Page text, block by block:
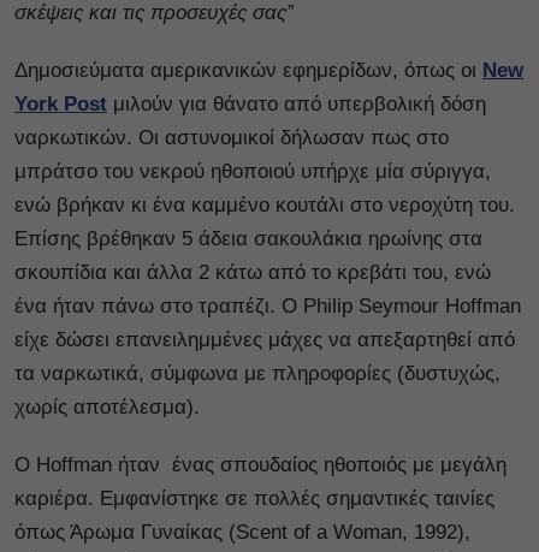
σκέψεις και τις προσευχές σας”
Δημοσιεύματα αμερικανικών εφημερίδων, όπως οι New
York Post μιλούν για θάνατο από υπερβολική δόση
ναρκωτικών. Οι αστυνομικοί δήλωσαν πως στο
μπράτσο του νεκρού ηθοποιού υπήρχε μία σύριγγα,
ενώ βρήκαν κι ένα καμμένο κουτάλι στο νεροχύτη του.
Επίσης βρέθηκαν 5 άδεια σακουλάκια ηρωίνης στα
σκουπίδια και άλλα 2 κάτω από το κρεβάτι του, ενώ
ένα ήταν πάνω στο τραπέζι. Ο Philip Seymour Hoffman
είχε δώσει επανειλημμένες μάχες να απεξαρτηθεί από
τα ναρκωτικά, σύμφωνα με πληροφορίες (δυστυχώς,
χωρίς αποτέλεσμα).
O Hoffman ήταν ένας σπουδαίος ηθοποιός με μεγάλη
καριέρα. Εμφανίστηκε σε πολλές σημαντικές ταινίες
όπως Άρωμα Γυναίκας (Scent of a Woman, 1992),